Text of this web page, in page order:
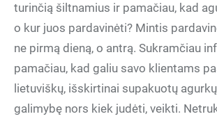
turinčią šiltnamius ir pamačiau, kad
o kur juos pardavinėti? Mintis
ne pirmą dieną, o antrą. Sukramčiau
pamačiau, kad galiu savo klientams
lietuviškų, išskirtinai supakuotų
galimybę nors kiek judėti, veikti.